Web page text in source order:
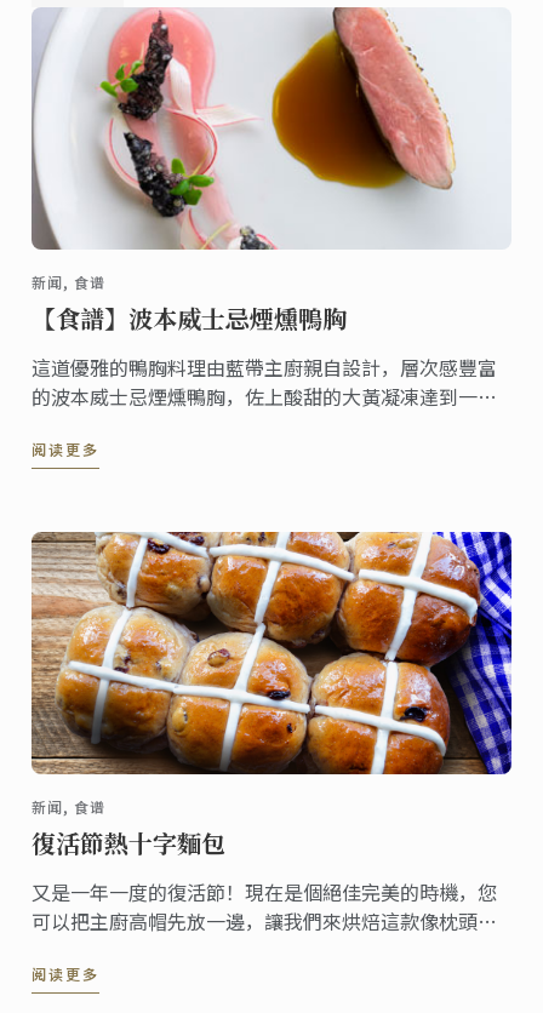
新闻, 食谱
【食譜】波本威士忌煙燻鴨胸
這道優雅的鴨胸料理由藍帶主廚親自設計，層次感豐富
的波本威士忌煙燻鴨胸，佐上酸甜的大黃凝凍達到一種
脆口感。
阅读更多
新闻, 食谱
復活節熱十字麵包
又是一年一度的復活節！現在是個絕佳完美的時機，您
可以把主廚高帽先放一邊，讓我們來烘焙這款像枕頭般
阅读更多